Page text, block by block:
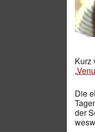
Kurz
„
Die
der